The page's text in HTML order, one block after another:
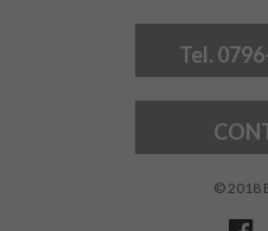
Tel.
© 2018